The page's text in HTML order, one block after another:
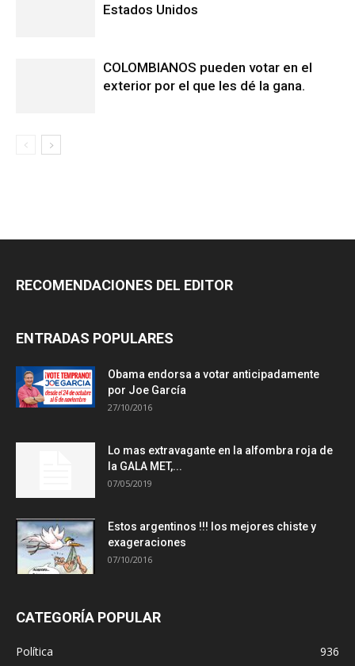
Estados Unidos
COLOMBIANOS pueden votar en el
exterior por el que les dé la gana.
RECOMENDACIONES DEL EDITOR
ENTRADAS POPULARES
Obama endorsa a votar anticipadamente
por Joe García
27/10/2016
Lo mas extravagante en la alfombra roja de
la GALA MET,...
07/05/2019
Estos argentinos !!! los mejores chiste y
exageraciones
07/10/2016
CATEGORÍA POPULAR
Política
936